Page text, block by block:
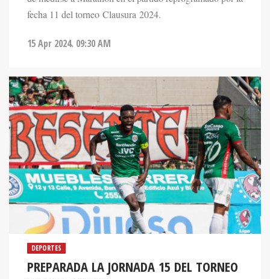
fecha 11 del torneo Clausura 2024.
15 Apr 2024. 09:30 AM
DEPORTES
PREPARADA LA JORNADA 15 DEL TORNEO